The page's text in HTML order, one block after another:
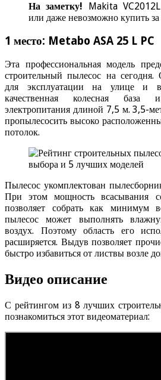
На заметку! Makita
или даже невозможно купить
1 место: Metabo ASA 25 L PC
Эта профессиональная модель
строительный пылесос на
для эксплуатации на улице и
качественная колесная
электропитания длиной 7,5 м. 3,5-
пропылесосить высоко
потолок.
Пылесос укомплектован
При этом мощность всасывания
позволяет собрать как минимум
пылесос может выполнять
воздух. Поэтому область его
расширяется. Выдув позволяет
быстро избавиться от листвы возле
Видео описание
С рейтингом из 8 лучших
познакомиться этот видеоматериал: